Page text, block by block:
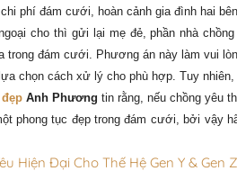
phí đám cưới, hoàn cảnh gia đình hai
cho thì gửi lại mẹ đẻ, phần nhà
đám cưới. Phương án này làm vui
chọn cách xử lý cho phù hợp. Tuy
Anh Phương tin rằng, nếu chồng yêu
phong tục đẹp trong đám cưới, bởi
Hiện Đại Cho Thế Hệ Gen Y & Gen Z